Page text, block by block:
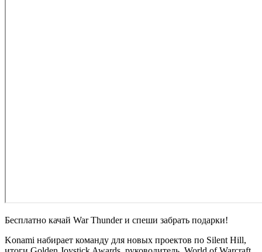
Бесплатно качай War Thunder и спеши забрать подарки!
Konami набирает команду для новых проектов по Silent Hill,